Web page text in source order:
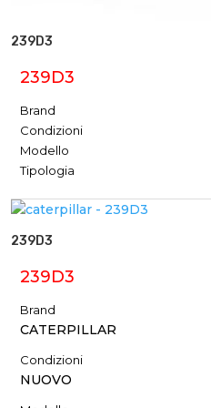
239D3
239D3
Brand
Condizioni
Modello
Tipologia
239D3
239D3
Brand
CATERPILLAR
Condizioni
NUOVO